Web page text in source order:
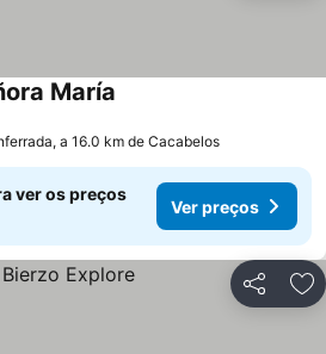
María
a 16.0 km de Cacabelos
ver os preços
Ver preços
Partilhar